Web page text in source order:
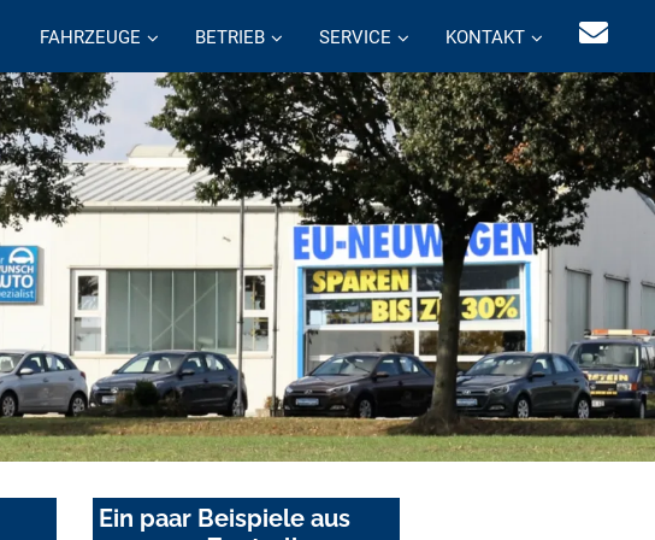
FAHRZEUGE BETRIEB SERVICE KONTAKT
Ein paar Beispiele aus